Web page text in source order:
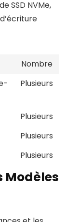
SSD NVMe,
Nombre
Plusieurs
Plusieurs
Plusieurs
Plusieurs
Modèles